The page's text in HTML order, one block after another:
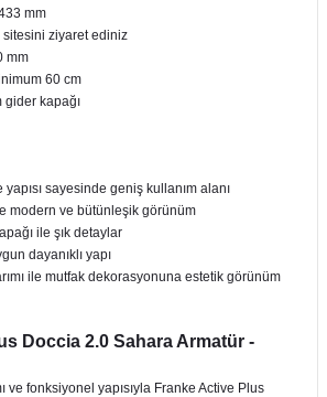
mm
sitesini ziyaret ediniz
mm
60 cm
gider kapağı
sayesinde geniş kullanım alanı
modern ve bütünleşik görünüm
ile şık detaylar
dayanıklı yapı
ile mutfak dekorasyonuna estetik görünüm
Doccia 2.0 Sahara Armatür -
ve fonksiyonel yapısıyla Franke Active Plus